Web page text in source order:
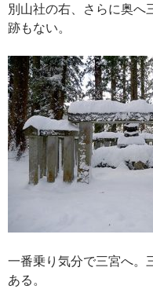
別山社の右、さらに奥へ
跡もない。
一番乗り気分で三宮へ。
ある。